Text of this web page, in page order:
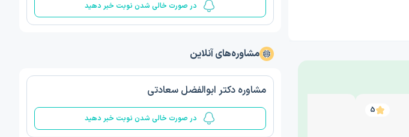
5
5
در صورت خالی شدن نوبت خبر دهید
مشاوره‌های آنلاین
مشاوره دکتر ابوالفضل سعادتی
در صورت خالی شدن نوبت خبر دهید